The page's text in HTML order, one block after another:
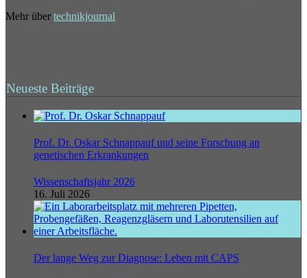
Mehr über technikjournal
Neueste Beiträge
Prof. Dr. Oskar Schnappauf und seine Forschung an
genetischen Erkrankungen
Wissenschaftsjahr 2026
16. Juli 2026
Der lange Weg zur Diagnose: Leben mit CAPS